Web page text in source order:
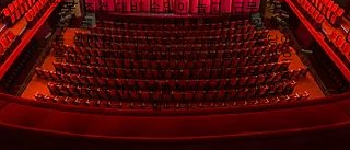
근무 조건 대비 수입이 높고, 근무 강도·
스트레스·리스크가 비교적 낮은 일자리
를 의미합니다.단순히 시급이나 일당이
높다고 해서 꿀알바라고 부르지는 않으
며, 안전성·근무 환경·정산의 투명성·출
근 자유도까지 종합적으로 고려해 판단
합니다.